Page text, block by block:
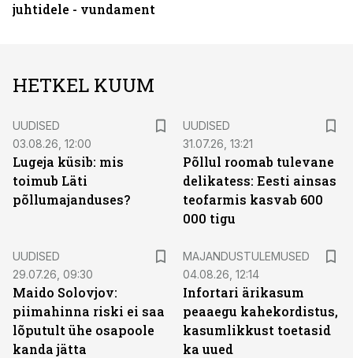
juhtidele - vundament
HETKEL KUUM
UUDISED
03.08.26, 12:00
Lugeja küsib: mis
toimub Läti
põllumajanduses?
UUDISED
31.07.26, 13:21
Põllul roomab tulevane
delikatess: Eesti ainsas
teofarmis kasvab 600
000 tigu
UUDISED
29.07.26, 09:30
Maido Solovjov:
piimahinna riski ei saa
lõputult ühe osapoole
kanda jätta
MAJANDUSTULEMUSED
04.08.26, 12:14
Infortari ärikasum
peaaegu kahekordistus,
kasumlikkust toetasid
ka uued